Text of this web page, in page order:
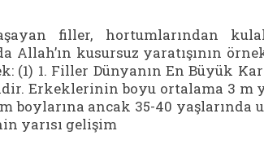
filler, hortumlarından
Allah’ın kusursuz yaratışının
(1) 1. Filler Dünyanın En Büyük
Erkeklerinin boyu ortalama 3 m
boylarına ancak 35-40 yaşlarında
yarısı gelişim